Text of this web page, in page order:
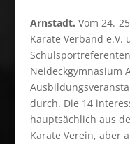
Arnstadt. Vom 24.-
Karate Verband e.V.
Neideckgymnasium
durch. Die 14
hauptsächlich aus
Karate Verein, aber